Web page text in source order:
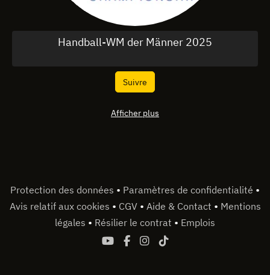
Handball-WM der Männer 2025
Suivre
Afficher plus
Protection des données • Paramètres de confidentialité •
Avis relatif aux cookies • CGV • Aide & Contact • Mentions
légales • Résilier le contrat • Emplois